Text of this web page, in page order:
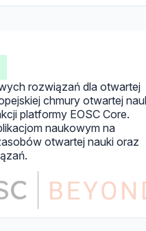
rozwiązań dla otwartej
chmury otwartej
platformy EOSC Core.
naukowym na
otwartej nauki oraz